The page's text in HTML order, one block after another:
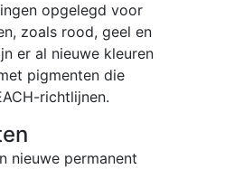
opgelegd voor
zoals rood, geel en
er al nieuwe kleuren
pigmenten die
richtlijnen.
nieuwe permanent